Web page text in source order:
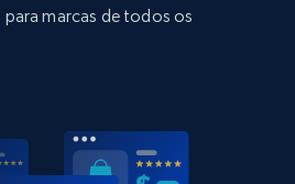
Discovery products by
marcas de todos os